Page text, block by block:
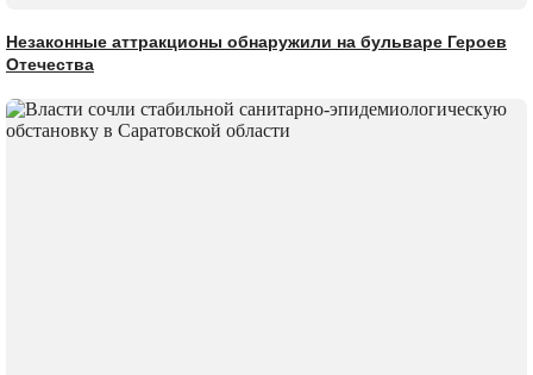
Незаконные аттракционы обнаружили на бульваре Героев
Отечества